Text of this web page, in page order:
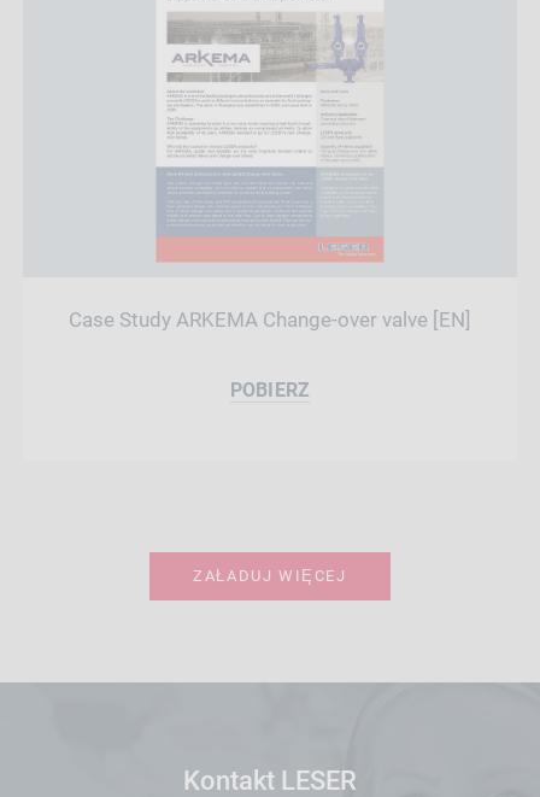
Case Study ARKEMA Change-over valve [EN]
POBIERZ
ZAŁADUJ WIĘCEJ
Kontakt LESER